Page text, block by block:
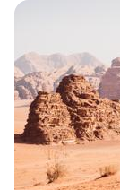
средства,
где их купить.